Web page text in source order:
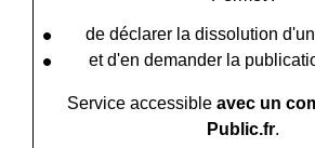
de déclarer la dissolution
et d'en demander la
Service accessible avec un
Public.fr.